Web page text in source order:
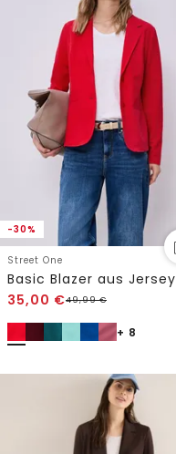
-30%
Street One
Basic Blazer aus Jersey
35,00 €49,99€
+ 8